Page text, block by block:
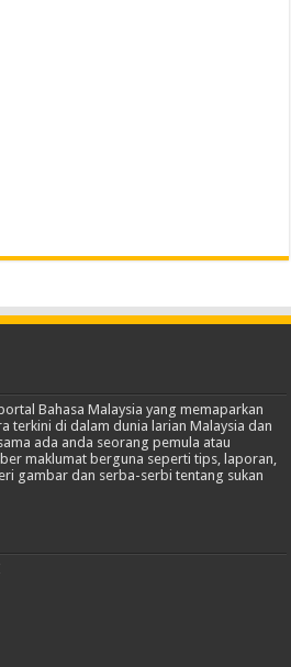
Bahasa Malaysia yang memaparkan
terkini di dalam dunia larian Malaysia dan
ada anda seorang pemula atau
maklumat berguna seperti tips, laporan,
gambar dan serba-serbi tentang sukan